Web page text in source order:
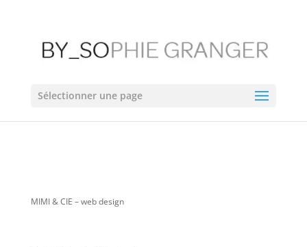
Sélectionner une page
MIMI & CIE – web design